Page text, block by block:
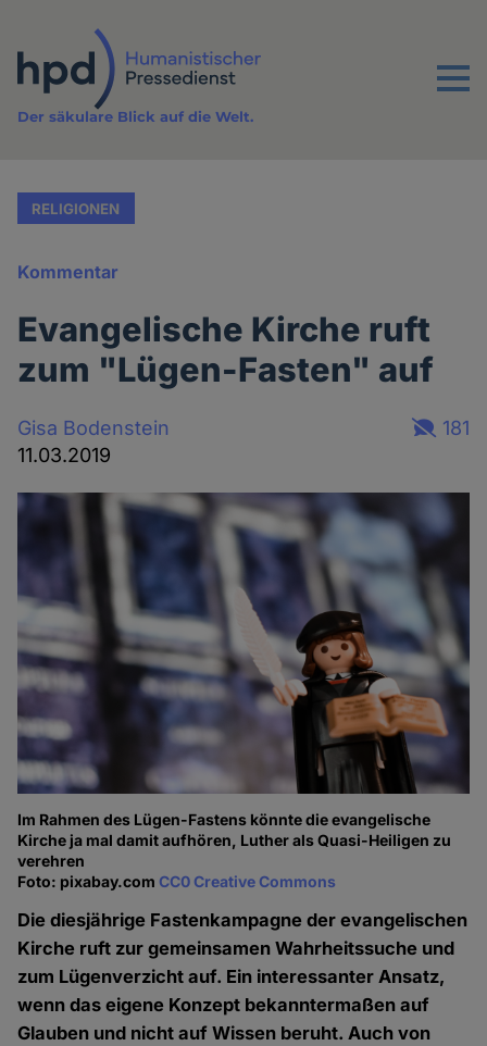
Inhalt
Menu
Der säkulare Blick auf die Welt.
RELIGIONEN
Kommentar
Evangelische Kirche ruft
zum "Lügen-Fasten" auf
Gisa Bodenstein
11.03.2019
181
Im Rahmen des Lügen-Fastens könnte die evangelische
Kirche ja mal damit aufhören, Luther als Quasi-Heiligen zu
verehren
Foto: pixabay.comCC0 Creative Commons
Die diesjährige Fastenkampagne der evangelischen
Kirche ruft zur gemeinsamen Wahrheitssuche und
zum Lügenverzicht auf. Ein interessanter Ansatz,
wenn das eigene Konzept bekanntermaßen auf
Glauben und nicht auf Wissen beruht. Auch von